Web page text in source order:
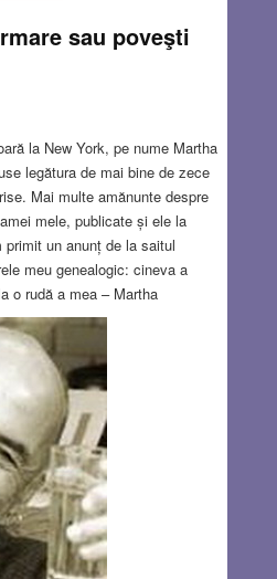
sau poveşti
la New York, pe nume Martha
legătura de mai bine de zece
Mai multe amănunte despre
mele, publicate și ele la
un anunț de la saitul
meu genealogic: cineva a
o rudă a mea – Martha
văzut că figurează data
apărut mai multe fotografii ale
o văzusem o singură dată,
nicio îndoială, era chiar ea.
un oarecare Peter Mintun. Cine
luat legătura cu el prin GENI
more…